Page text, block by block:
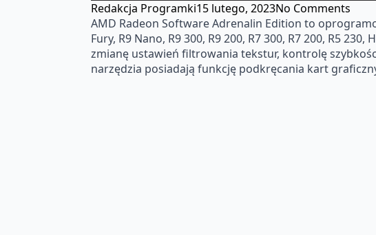
Redakcja Programki15 lutego, 2023No Comments
AMD Radeon Software Adrenalin Edition to
Fury, R9 Nano, R9 300, R9 200, R7 300, R7 200, R5
zmianę ustawień filtrowania tekstur, kontrolę
narzędzia posiadają funkcję podkręcania kart